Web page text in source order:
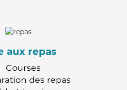
aux repas
Courses
des repas